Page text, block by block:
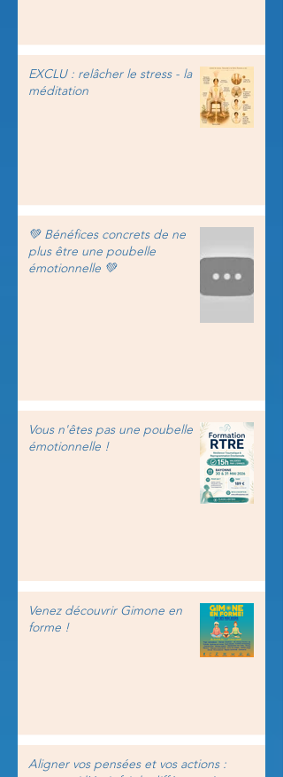
EXCLU : relâcher le stress - la
méditation
💚 Bénéfices concrets de ne
plus être une poubelle
émotionnelle 💚
Vous n'êtes pas une poubelle
émotionnelle !
Venez découvrir Gimone en
forme !
Aligner vos pensées et vos actions :